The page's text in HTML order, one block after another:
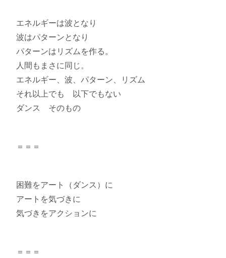
エネルギーは波となり
波はパターンとなり
パターンはリズムを作る。
人間もまさに同じ。
エネルギー、波、パターン、リズム
それ以上でも 以下でもない
ダンス そのもの
＝＝＝
困難をアート（ダンス）に
アートを気づきに
気づきをアクションに
＝＝＝